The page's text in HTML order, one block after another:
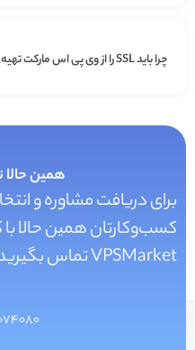
چرا باید SSL را از وی پی اس مارکت تهیه کنیم؟
همین
برای دریافت مشاوره و
کسب‌و‌کارتان همین حالا با
VPSMarket تماس بگیرید.
۰۲۱-